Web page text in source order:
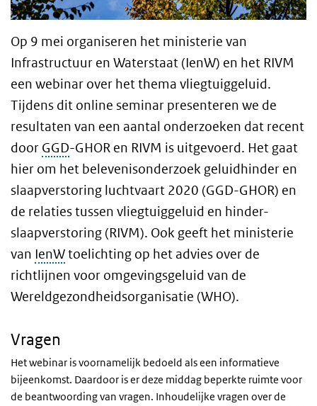
Op 9 mei organiseren het ministerie van
Infrastructuur en Waterstaat (IenW) en het RIVM
een webinar over het thema vliegtuiggeluid.
Tijdens dit online seminar presenteren we de
resultaten van een aantal onderzoeken dat recent
door GGD-GHOR en RIVM is uitgevoerd. Het gaat
hier om het belevenisonderzoek geluidhinder en
slaapverstoring luchtvaart 2020 (GGD-GHOR) en
de relaties tussen vliegtuiggeluid en hinder-
slaapverstoring (RIVM). Ook geeft het ministerie
van IenWtoelichting op het advies over de
richtlijnen voor omgevingsgeluid van de
Wereldgezondheidsorganisatie (WHO).
Vragen
Het webinar is voornamelijk bedoeld als een informatieve
bijeenkomst. Daardoor is er deze middag beperkte ruimte voor
de beantwoording van vragen. Inhoudelijke vragen over de